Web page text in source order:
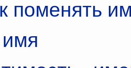
поменять